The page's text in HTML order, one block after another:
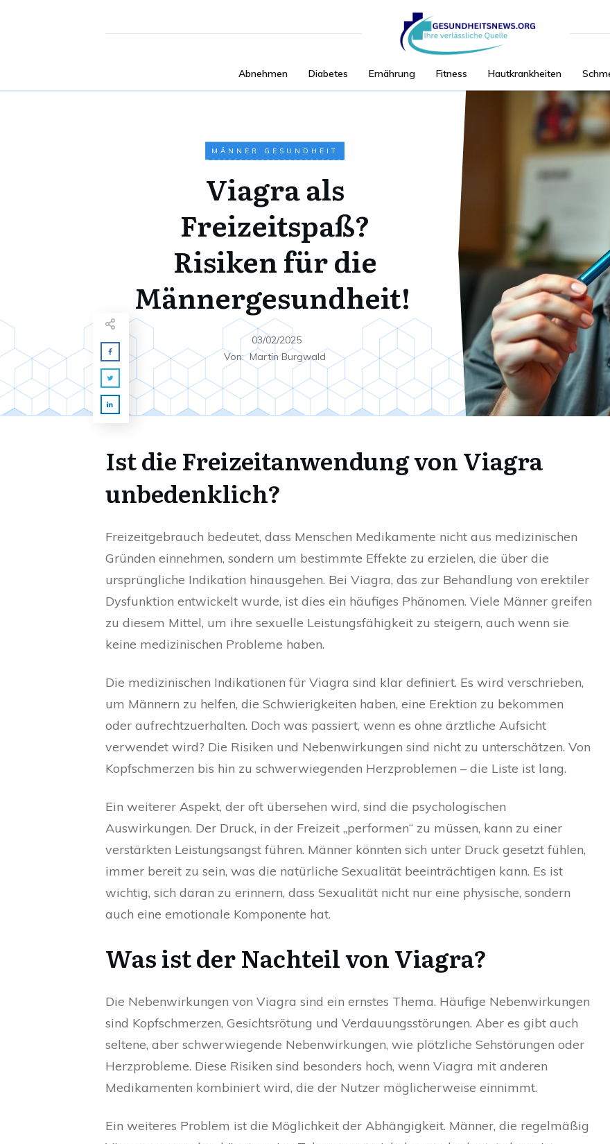
Abnehmen Diabetes Ernährung Fitness Hautkrankheiten
MÄNNER GESUNDHEIT
Viagra als
Freizeitspaß?
Risiken für die
Männergesundheit!
03/02/2025
Von:Martin Burgwald
Ist die Freizeitanwendung von Viagra
unbedenklich?
Freizeitgebrauch bedeutet, dass Menschen Medikamente nicht aus medizinischen
Gründen einnehmen, sondern um bestimmte Effekte zu erzielen, die über die
ursprüngliche Indikation hinausgehen. Bei Viagra, das zur Behandlung von erektiler
Dysfunktion entwickelt wurde, ist dies ein häufiges Phänomen. Viele Männer greifen
zu diesem Mittel, um ihre sexuelle Leistungsfähigkeit zu steigern, auch wenn sie
keine medizinischen Probleme haben.
Die medizinischen Indikationen für Viagra sind klar definiert. Es wird verschrieben,
um Männern zu helfen, die Schwierigkeiten haben, eine Erektion zu bekommen
oder aufrechtzuerhalten. Doch was passiert, wenn es ohne ärztliche Aufsicht
verwendet wird? Die Risiken und Nebenwirkungen sind nicht zu unterschätzen. Von
Kopfschmerzen bis hin zu schwerwiegenden Herzproblemen – die Liste ist lang.
Ein weiterer Aspekt, der oft übersehen wird, sind die psychologischen
Auswirkungen. Der Druck, in der Freizeit „performen“ zu müssen, kann zu einer
verstärkten Leistungsangst führen. Männer könnten sich unter Druck gesetzt fühlen,
immer bereit zu sein, was die natürliche Sexualität beeinträchtigen kann. Es ist
wichtig, sich daran zu erinnern, dass Sexualität nicht nur eine physische, sondern
auch eine emotionale Komponente hat.
Was ist der Nachteil von Viagra?
Die Nebenwirkungen von Viagra sind ein ernstes Thema. Häufige Nebenwirkungen
sind Kopfschmerzen, Gesichtsrötung und Verdauungsstörungen. Aber es gibt auch
seltene, aber schwerwiegende Nebenwirkungen, wie plötzliche Sehstörungen oder
Herzprobleme. Diese Risiken sind besonders hoch, wenn Viagra mit anderen
Medikamenten kombiniert wird, die der Nutzer möglicherweise einnimmt.
Ein weiteres Problem ist die Möglichkeit der Abhängigkeit. Männer, die regelmäßig